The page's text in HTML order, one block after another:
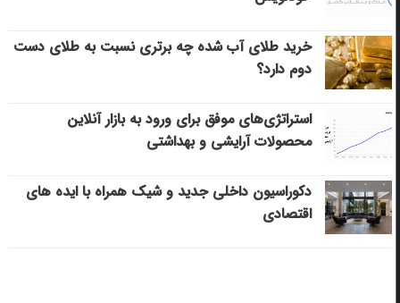
خرید طلای آب شده چه برتری نسبت به طلای دست
دوم دارد؟
استراتژی‌های موفق برای ورود به بازار آنلاین
محصولات آرایشی و بهداشتی
دکوراسیون داخلی جدید و شیک همراه با ایده های
اقتصادی